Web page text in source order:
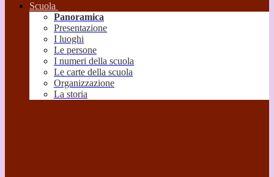
Scuola
Panoramica
Presentazione
I luoghi
Le persone
I numeri della scuola
Le carte della scuola
Organizzazione
La storia